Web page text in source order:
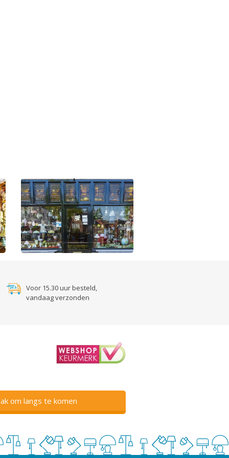
Voor 15.30 uur besteld,
vandaag verzonden
om langs te komen